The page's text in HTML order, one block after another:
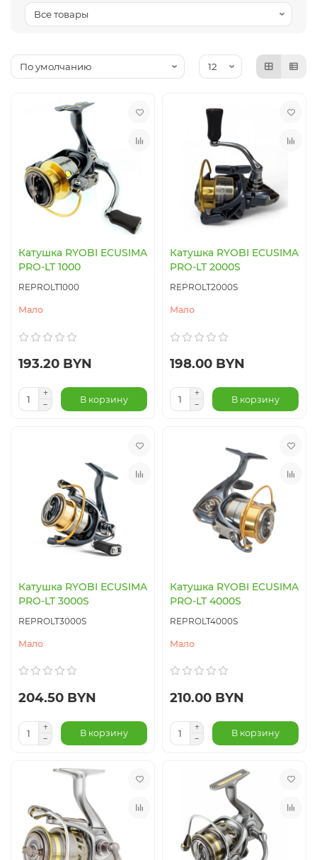
Коробки, вёдра, ёмкости
Рыболовный инструмент
Аксессуары
Посуда туристическая
Термосумки, термоконтейнеры
Защита от насекомых
Ножи, мультитулы, пилы, топоры
Батарейки, элементы питания, аккумуляторы
Катушка RYOBI ECUSIMA
PRO-LT 1000
REPROLT1000
Мало
193.20 BYN
В корзину
Катушка RYOBI ECUSIMA
PRO-LT 2000S
REPROLT2000S
Мало
198.00 BYN
В корзину
Катушка RYOBI ECUSIMA
PRO-LT 3000S
REPROLT3000S
Мало
204.50 BYN
В корзину
Катушка RYOBI ECUSIMA
PRO-LT 4000S
REPROLT4000S
Мало
210.00 BYN
В корзину